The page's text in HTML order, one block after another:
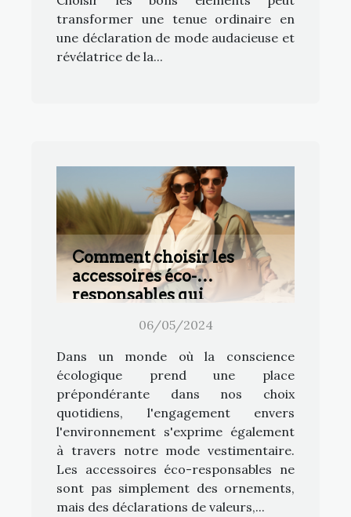
transformer une tenue ordinaire en
une déclaration de mode audacieuse et
révélatrice de la...
Comment choisir les
accessoires éco-
responsables qui
06/05/2024
Dans un monde où la conscience
écologique prend une place
prépondérante dans nos choix
quotidiens, l'engagement envers
l'environnement s'exprime également
à travers notre mode vestimentaire.
Les accessoires éco-responsables ne
sont pas simplement des ornements,
mais des déclarations de valeurs,...